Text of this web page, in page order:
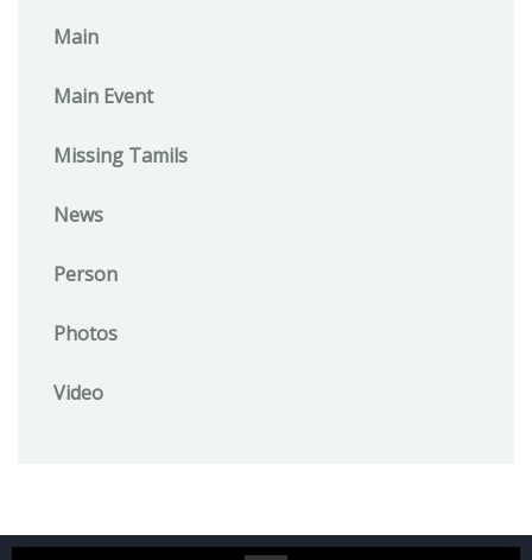
Main
Main Event
Missing Tamils
News
Person
Photos
Video